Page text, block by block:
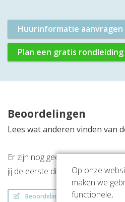
Huurinformatie aanvragen
Plan een gratis rondleiding
Beoordelingen
Lees wat anderen vinden van
Er zijn nog geen beoordelingen
jij de eerste die een beoordeling
Beoordeling schrijven
Op onze
maken we
functionele,